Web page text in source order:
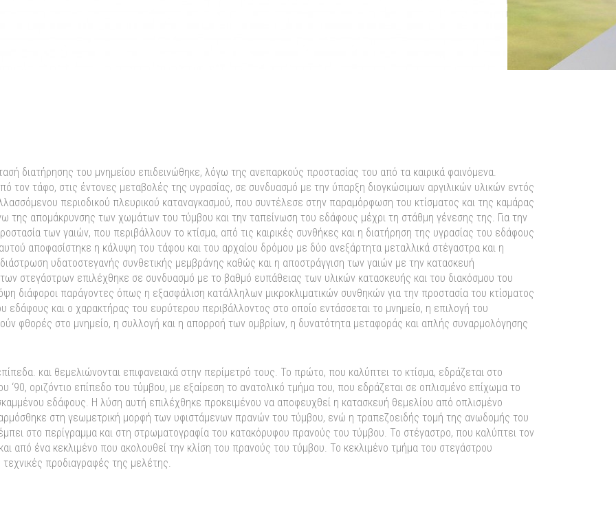
διατήρησης του μνημείου επιδεινώθηκε, λόγω της ανεπαρκούς προστασίας του από τα καιρικά φαινόμενα.
τον τάφο, στις έντονες μεταβολές της υγρασίας, σε συνδυασμό με την ύπαρξη διογκώσιμων αργιλικών υλικών εντός
περιοδικού πλευρικού καταναγκασμού, που συντέλεσε στην παραμόρφωση του κτίσματος και της καμάρας
της απομάκρυνσης των χωμάτων του τύμβου και την ταπείνωση του εδάφους μέχρι τη στάθμη γένεσης της. Για την
των γαιών, που περιβάλλουν το κτίσμα, από τις καιρικές συνθήκες και η διατήρηση της υγρασίας του εδάφους
αποφασίστηκε η κάλυψη του τάφου και του αρχαίου δρόμου με δύο ανεξάρτητα μεταλλικά στέγαστρα και η
υδατοστεγανής συνθετικής μεμβράνης καθώς και η αποστράγγιση των γαιών με την κατασκευή
των στεγάστρων επιλέχθηκε σε συνδυασμό με το βαθμό ευπάθειας των υλικών κατασκευής και του διακόσμου του
διάφοροι παράγοντες όπως η εξασφάλιση κατάλληλων μικροκλιματικών συνθηκών για την προστασία του κτίσματος
εδάφους και ο χαρακτήρας του ευρύτερου περιβάλλοντος στο οποίο εντάσσεται το μνημείο, η επιλογή του
φθορές στο μνημείο, η συλλογή και η απορροή των ομβρίων, η δυνατότητα μεταφοράς και απλής συναρμολόγησης
και θεμελιώνονται επιφανειακά στην περίμετρό τους. Το πρώτο, που καλύπτει το κτίσμα, εδράζεται στο
οριζόντιο επίπεδο του τύμβου, με εξαίρεση το ανατολικό τμήμα του, που εδράζεται σε οπλισμένο επίχωμα το
εδάφους. Η λύση αυτή επιλέχθηκε προκειμένου να αποφευχθεί η κατασκευή θεμελίου από οπλισμένο
στη γεωμετρική μορφή των υφιστάμενων πρανών του τύμβου, ενώ η τραπεζοειδής τομή της ανωδομής του
στο περίγραμμα και στη στρωματογραφία του κατακόρυφου πρανούς του τύμβου. Το στέγαστρο, που καλύπτει τον
από ένα κεκλιμένο που ακολουθεί την κλίση του πρανούς του τύμβου. Το κεκλιμένο τμήμα του στεγάστρου
προδιαγραφές της μελέτης.